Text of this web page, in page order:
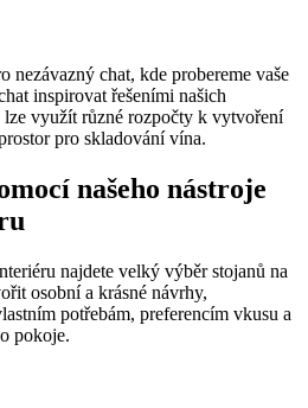
nezávazný chat, kde probereme vaše
inspirovat řešeními našich
využít různé rozpočty k vytvoření
pro skladování vína.
našeho nástroje
najdete velký výběr stojanů na
osobní a krásné návrhy,
potřebám, preferencím vkusu a
pokoje.